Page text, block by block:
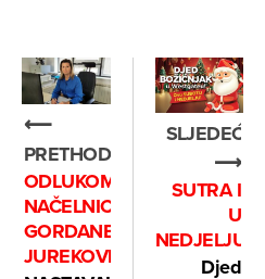
⟵
PRETHODNO
ODLUKOM
NAČELNICE
GORDANE
JUREKOVIĆ
SLJEDEĆE
⟶
SUTRA I
U
NEDJELJU
Djed